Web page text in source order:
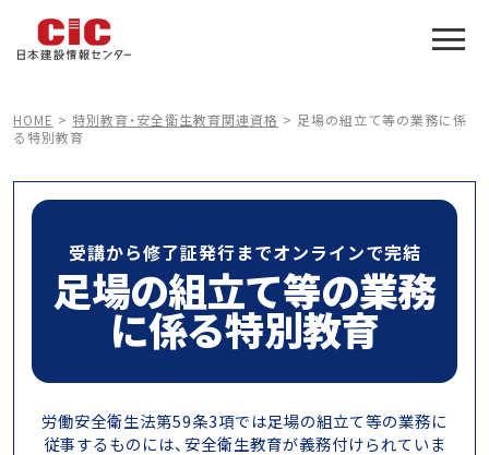
HOME > 特別教育・安全衛生教育関連資格 > 足場の組立て等の業務に係
る特別教育
受講から修了証発行までオンラインで完結
足場の組立て等の業務
に係る特別教育
労働安全衛生法第59条3項では足場の組立て等の業務に
従事するものには、安全衛生教育が義務付けられていま